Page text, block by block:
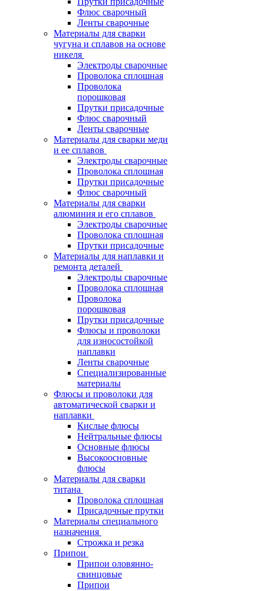
Флюс сварочный
Ленты сварочные
Материалы для сварки
чугуна и сплавов на основе
никеля
Электроды сварочные
Проволока сплошная
Проволока
порошковая
Прутки присадочные
Флюс сварочный
Ленты сварочные
Материалы для сварки меди
и ее сплавов
Электроды сварочные
Проволока сплошная
Прутки присадочные
Флюс сварочный
Материалы для сварки
алюминия и его сплавов
Электроды сварочные
Проволока сплошная
Прутки присадочные
Материалы для наплавки и
ремонта деталей
Электроды сварочные
Проволока сплошная
Проволока
порошковая
Прутки присадочные
Флюсы и проволоки
для износостойкой
наплавки
Ленты сварочные
Специализированные
материалы
Флюсы и проволоки для
автоматической сварки и
наплавки
Кислые флюсы
Нейтральные флюсы
Основные флюсы
Высокоосновные
флюсы
Материалы для сварки
титана
Проволока сплошная
Присадочные прутки
Материалы специального
назначения
Строжка и резка
Припои
Припои оловянно-
свинцовые
Припои